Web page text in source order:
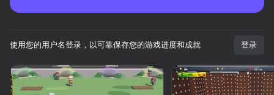
旋转设备
使用您的用户名登录，以可靠保存您的游戏进度和成就 登录